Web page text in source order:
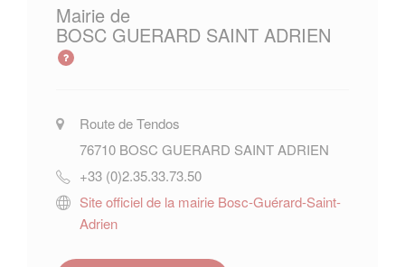
Mairie de
BOSC GUERARD SAINT ADRIEN
Route de Tendos
76710 BOSC GUERARD SAINT ADRIEN
+33 (0)2.35.33.73.50
Site officiel de la mairie Bosc-Guérard-Saint-
Adrien